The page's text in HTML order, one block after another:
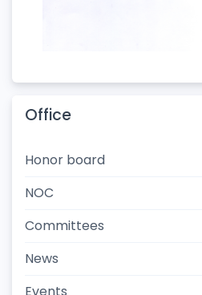
Office
Honor board
NOC
Committees
News
Events